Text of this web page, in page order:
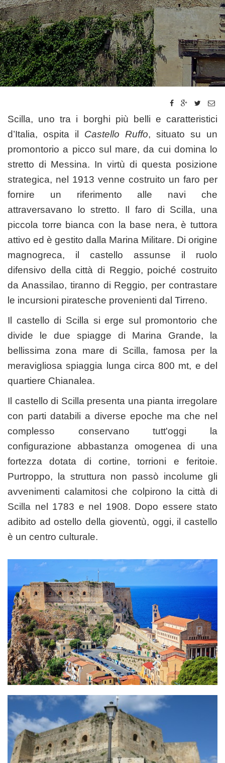
Scilla, uno tra i borghi più belli e caratteristici
d’Italia, ospita il Castello Ruffo, situato su un
promontorio a picco sul mare, da cui domina lo
stretto di Messina. In virtù di questa posizione
strategica, nel 1913 venne costruito un faro per
fornire un riferimento alle navi che
attraversavano lo stretto. Il faro di Scilla, una
piccola torre bianca con la base nera, è tuttora
attivo ed è gestito dalla Marina Militare. Di origine
magnogreca, il castello assunse il ruolo
difensivo della città di Reggio, poiché costruito
da Anassilao, tiranno di Reggio, per contrastare
le incursioni piratesche provenienti dal Tirreno.
Il castello di Scilla si erge sul promontorio che
divide le due spiagge di Marina Grande, la
bellissima zona mare di Scilla, famosa per la
meravigliosa spiaggia lunga circa 800 mt, e del
quartiere Chianalea.
Il castello di Scilla presenta una pianta irregolare
con parti databili a diverse epoche ma che nel
complesso conservano tutt'oggi la
configurazione abbastanza omogenea di una
fortezza dotata di cortine, torrioni e feritoie.
Purtroppo, la struttura non passò incolume gli
avvenimenti calamitosi che colpirono la città di
Scilla nel 1783 e nel 1908. Dopo essere stato
adibito ad ostello della gioventù, oggi, il castello
è un centro culturale.